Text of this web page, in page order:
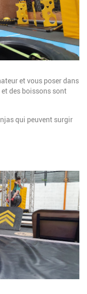
et vous poser dans
des boissons sont
qui peuvent surgir